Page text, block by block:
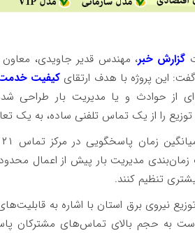
گزارش خبر، مهندس قدیر جاویدی،
این پروژه با هدف ارتقای کیفیت
و گزارش لحظه‌ای از حوادث و یا مدیریت بار
را از یک تماس تلفنی ساده، به یک
مدیریت بار پیش از اعمال
تنظیم کنند.
نیروی برق استان با اشاره به قابلیت‌های
است به حجم بالای تماس‌های مشترکان